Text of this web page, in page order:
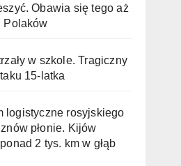
Obawia się tego aż
Polaków
w szkole. Tragiczny
15-latka
logistyczne rosyjskiego
płonie. Kijów
2 tys. km w głąb